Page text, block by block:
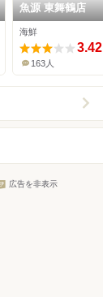
魚源 東舞鶴店
海鮮
3.42
163人
広告を非表示